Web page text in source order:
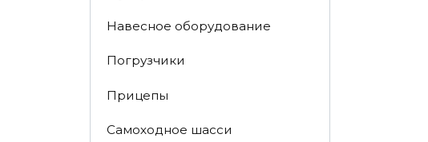
Навесное оборудование
Погрузчики
Прицепы
Самоходное шасси